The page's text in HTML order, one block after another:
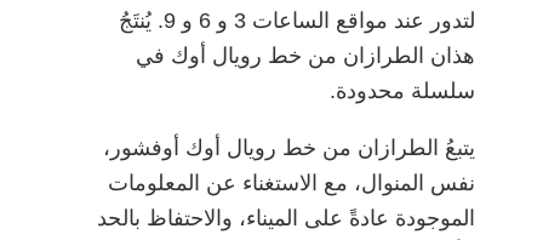
لتدور عند مواقع الساعات 3 و 6 و 9. يُنتَجُ
هذان الطرازان من خط رويال أوك في
سلسلة محدودة.
يتبعُ الطرازان من خط رويال أوك أوفشور،
نفس المنوال، مع الاستغناء عن المعلومات
الموجودة عادةً على الميناء، والاحتفاظ بالحد